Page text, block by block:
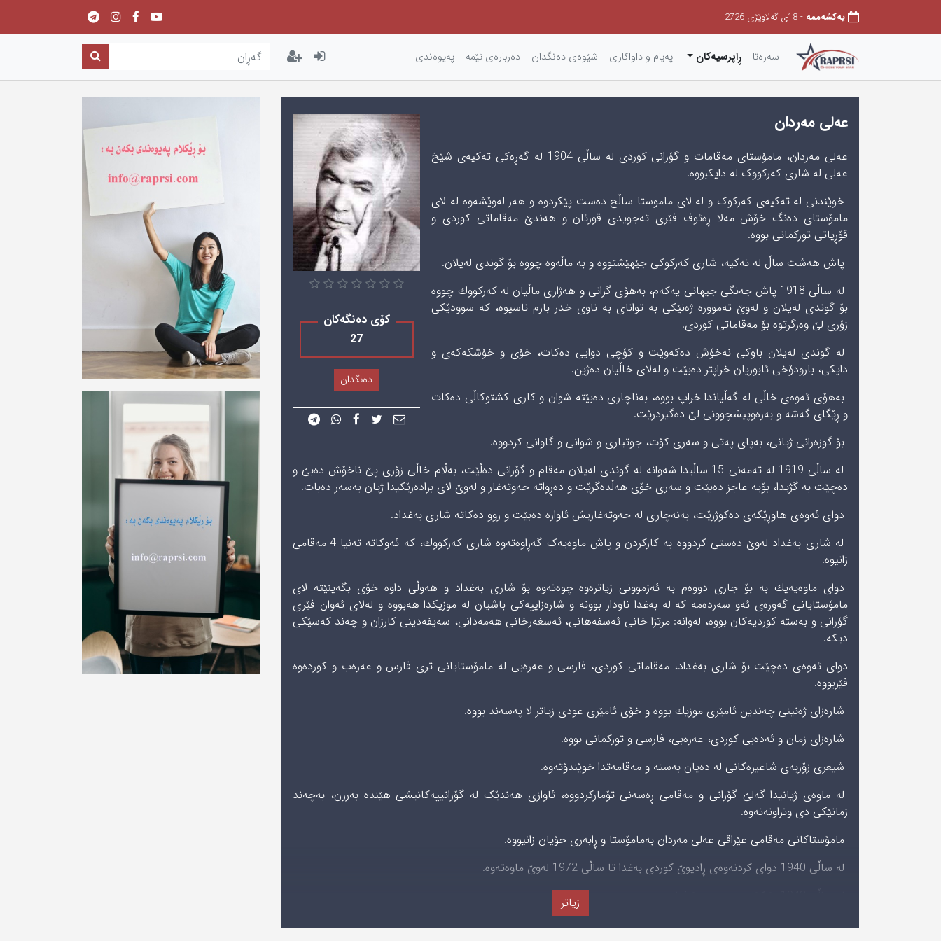
یەکشەممە - 18ی گەلاوێژی 2726
سەرەتا ڕاپرسیەکان په‌یام و داواكاری‌ شێوه‌ی‌ ده‌نگدان دەربارەی ئێمه پەیوەندی
کۆی دەنگەکان
27
دەنگدان
عەلی مەردان
عەلی مەردان، مامۆستای مەقامات و گۆرانی کوردی له‌ ساڵى 1904 لە گەڕەکی تەکیەی شێخ
عەلی له‌ شاری کەرکووک لە دایکبووە.
خوێندنی لە تەکیەی کەرکوک و لە لای ماموستا ساڵح دەست پێکردوە و ھەر لەوێشەوە لە لای
مامۆستای دەنگ خۆش مەلا ڕەئوف فێری تەجویدی قورئان و ھەندێ مەقاماتی کوردی و
قۆڕیاتی تورکمانی بووە.
پاش ھەشت ساڵ له‌ تەکیە، شاری کەرکوکی جێھێشتووە و بە ماڵەوە چووە بۆ گوندی لەیلان.
لە ساڵی 1918 پاش جەنگی جیهانی یەکەم، به‌هۆى گرانى و هه‌ژارى ماڵیان لە كەركووك چووه‌
بۆ گوندى لەیلان و له‌وێ تەموورە ژەنێکی بە تواناى بە ناوی خدر بارم ناسیوە، کە سوودێکی
زۆری لێ وەرگرتوە بۆ مەقاماتی کوردی.
لە گوندى له‌یلان باوکی نەخۆش دەکەوێت و كۆچى دوایى ده‌كات، خۆی و خۆشکەکەی و
دایکی، بارودۆخى ئابوریان خراپتر ده‌بێت و له‌لاى خاڵیان ده‌ژین.
به‌هۆى ئه‌وه‌ى خاڵی لە گەڵیاندا خراپ بووە، به‌ناچارى ده‌بێته‌ شوان و كارى كشتوكاڵى ده‌كات
و ڕێگای گەشە و بەرەوپیشچوونی لێ دەگیردرێت.
بۆ گوزەرانی ژیانى، بەپای پەتی و سەری کۆت، جوتیاری و شوانی و گاوانی کردووە.
له‌ ساڵى 1919 له‌ ته‌مه‌نى 15 ساڵیدا شه‌وانه‌ له‌ گوندى له‌یلان مه‌قام و گۆرانى ده‌ڵێت، بەڵام خاڵی زۆری پێ ناخۆش دەبێ و
دەچێت بە گژیدا، بۆیه‌ عاجز دەبێت و سەری خۆی هەڵدەگرێت و دەڕواتە حەوتەغار و لەوێ لای برادەرێکیدا ژیان به‌سه‌ر ده‌بات.
دواى ئه‌وه‌ى ھاوڕێكەی دەكوژرێت، به‌نه‌چارى لە حەوتەغاریش ئاواره‌ ده‌بێت و روو دەکاتە شارى ‌بەغداد.
له‌ شارى به‌غداد لەوێ دەستى كردووه‌ به‌ ‌كارکردن و پاش ماوەیەک گه‌ڕاوه‌ته‌وه‌ شارى كەركووك، كه‌ ئه‌وكاته‌ تەنیا 4 مەقامی
زانیوە.
دوای ماوەیەیك بە بۆ جاری دووەم بە ئەزموونی زیاترەوە چوه‌ته‌وه‌ بۆ شارى بەغداد و ھەوڵی داوە خۆی بگەینێتە لای
مامۆستایانی گەورەی ئەو سەردەمە کە لە بەغدا ناودار بوونە و شارەزاییەکی باشیان لە موزیكدا ھەبووە و له‌لاى ئه‌وان فێرى
گۆرانی و بەستە كوردیەكان بووه‌، له‌وانه‌: مرتزا خانی ئەسفەهانی، ئەسغەرخانی هەمەدانی، سەیفەدینی كارزان و چەند کەسێکی
دیكه‌.
دواى ئه‌وه‌ى ده‌چێت بۆ شارى بەغداد، مەقاماتی كوردى، فارسى و عه‌ره‌بى لە مامۆستایانی تری فارس و عەرەب و کوردەوە
فێربووه‌.
شارەزای ژەنینی چەندین ئامێری موزیك بووه‌ و خۆی ئامێری عودی زیاتر لا پەسەند بووە.
شارەزای زمان و ئەدەبی کوردی، عەرەبی، فارسی و توركمانى بووه‌.
شیعری زۆربەی شاعیرەکانی لە دەیان بەستە و مه‌قامه‌تدا خوێندۆتەوە.
لە ماوەی ژیانیدا گەلێ گۆرانی و مەقامی ڕەسەنی تۆمارکردووە، ئاوازی ھەندێک لە گۆرانییەکانیشی ھێندە بەرزن، بەچەند
زمانێکی دی وتراونەتەوە.
مامۆستاکانی مەقامی عێراقی عەلی مەردان بەمامۆستا و ڕابەری خۆیان زانیووه‌.
له‌ ساڵى 1940 دواى كردنه‌وه‌ى ڕادیوێ كوردی بەغدا تا ساڵى 1972 لەوێ ماوەتەوە.
لە ساڵی 1965 لە ئێستگەی ڕادیۆی تاران و کرماشاندا چەندین مەقام و گۆرانی تۆمارکردووە.
زیاتر